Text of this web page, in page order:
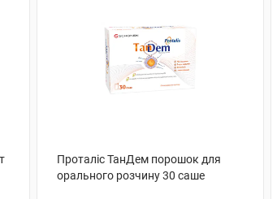
Проталіс ТанДем порошок для
орального розчину 30 саше